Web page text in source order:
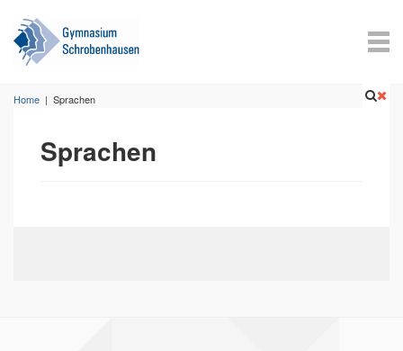
Home | Sprachen
Sprachen